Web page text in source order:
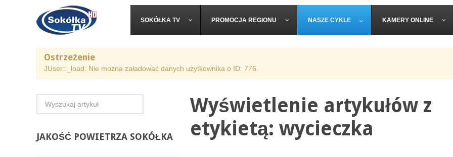
SOKÓŁKA TV PROMOCJA REGIONU NASZE CYKLE KAMERY ONLINE
Ostrzeżenie
JUser::_load: Nie można załadować danych użytkownika o ID: 776.
Wyświetlenie artykułów z
etykietą: wycieczka
JAKOŚĆ POWIETRZA SOKÓŁKA